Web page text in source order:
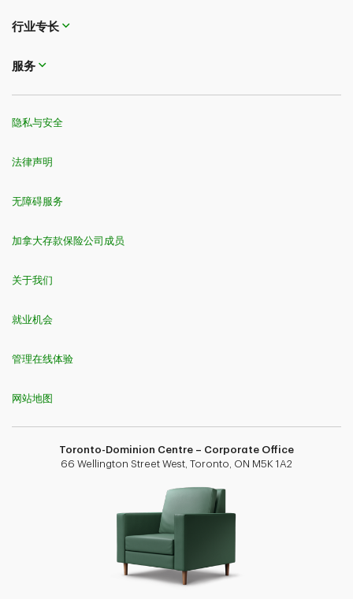
行业专长
服务
隐私与安全
法律声明
无障碍服务
加拿大存款保险公司成员
关于我们
就业机会
管理在线体验
网站地图
Toronto-Dominion Centre – Corporate Office
66 Wellington Street West, Toronto, ON M5K 1A2